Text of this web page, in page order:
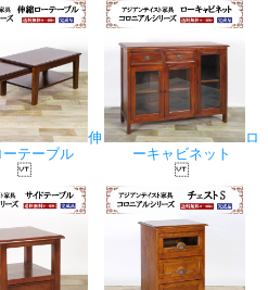
伸
ーテーブル
ロ
ーキャビネット